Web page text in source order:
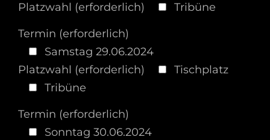
Platzwahl (erforderlich)
Tribüne
Termin (erforderlich)
Samstag 29.06.2024
Platzwahl (erforderlich)
Tischplatz
Tribüne
Termin (erforderlich)
Sonntag 30.06.2024